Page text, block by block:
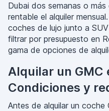
Dubai dos semanas o
rentable el alquiler
coches de lujo junto a
filtrar por presupuesto en
gama de opciones de
Alquilar un GMC
Condiciones y
Antes de alquilar un coche